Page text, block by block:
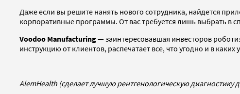
Даже если вы решите нанять нового сотрудника, найдется
корпоративные программы. От вас требуется лишь выбрать в
Voodoo Manufacturing— заинтересовавшая инвесторов
инструкцию от клиентов, распечатает все, что угодно и в каких
AlemHealth (сделает лучшую рентгенологическую диагностику